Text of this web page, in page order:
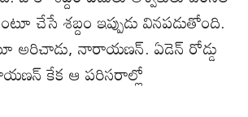
చేసే శబ్దం ఇప్పుడు వినపడుతోంది.
అరిచాడు, నారాయణన్. ఏడెన్ రోడ్డు
కేక ఆ పరిసరాల్లో